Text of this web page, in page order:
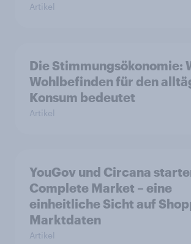
Artikel
Die Stimmungsökonomie:
Wohlbefinden für den
Konsum bedeutet
Artikel
YouGov und Circana
Complete Market – eine
einheitliche Sicht auf
Marktdaten
Artikel